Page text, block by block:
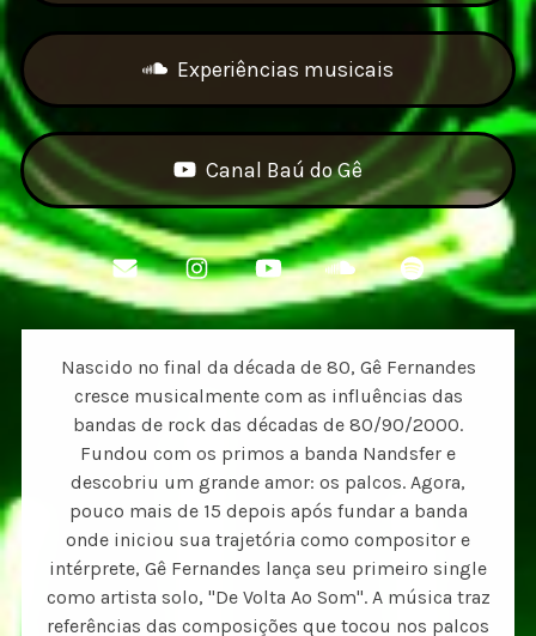
Experiências musicais
Canal Baú do Gê
Nascido no final da década de 80, Gê Fernandes
cresce musicalmente com as influências das
bandas de rock das décadas de 80/90/2000.
Fundou com os primos a banda Nandsfer e
descobriu um grande amor: os palcos. Agora,
pouco mais de 15 depois após fundar a banda
onde iniciou sua trajetória como compositor e
intérprete, Gê Fernandes lança seu primeiro single
como artista solo, "De Volta Ao Som". A música traz
referências das composições que tocou nos palcos